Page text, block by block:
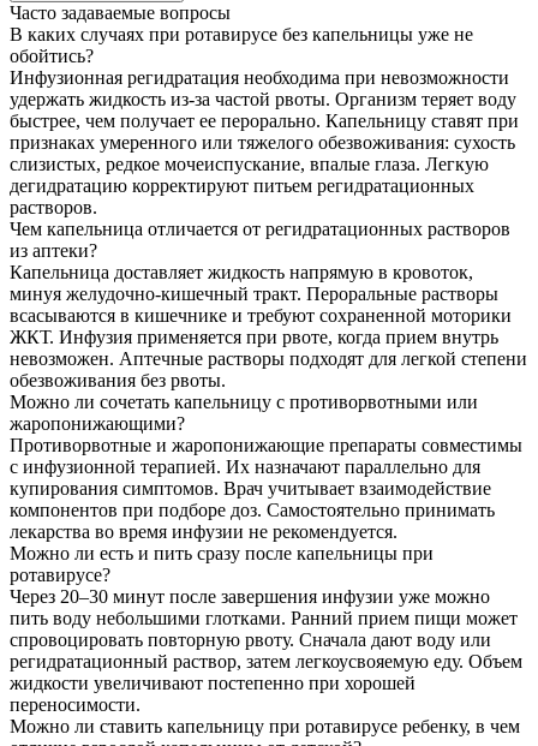
Часто задаваемые вопросы
В каких случаях при ротавирусе без капельницы уже не
обойтись?
Инфузионная регидратация необходима при невозможности
удержать жидкость из-за частой рвоты. Организм теряет воду
быстрее, чем получает ее перорально. Капельницу ставят при
признаках умеренного или тяжелого обезвоживания: сухость
слизистых, редкое мочеиспускание, впалые глаза. Легкую
дегидратацию корректируют питьем регидратационных
растворов.
Чем капельница отличается от регидратационных растворов
из аптеки?
Капельница доставляет жидкость напрямую в кровоток,
минуя желудочно-кишечный тракт. Пероральные растворы
всасываются в кишечнике и требуют сохраненной моторики
ЖКТ. Инфузия применяется при рвоте, когда прием внутрь
невозможен. Аптечные растворы подходят для легкой степени
обезвоживания без рвоты.
Можно ли сочетать капельницу с противорвотными или
жаропонижающими?
Противорвотные и жаропонижающие препараты совместимы
с инфузионной терапией. Их назначают параллельно для
купирования симптомов. Врач учитывает взаимодействие
компонентов при подборе доз. Самостоятельно принимать
лекарства во время инфузии не рекомендуется.
Можно ли есть и пить сразу после капельницы при
ротавирусе?
Через 20–30 минут после завершения инфузии уже можно
пить воду небольшими глотками. Ранний прием пищи может
спровоцировать повторную рвоту. Сначала дают воду или
регидратационный раствор, затем легкоусвояемую еду. Объем
жидкости увеличивают постепенно при хорошей
переносимости.
Можно ли ставить капельницу при ротавирусе ребенку, в чем